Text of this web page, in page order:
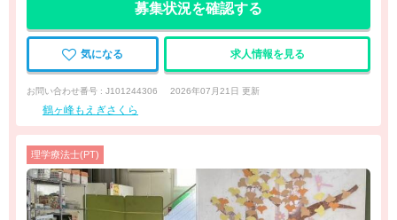
募集状況を確認する
気になる 求人情報を見る
お問い合わせ番号 : J101244306 2026年07月21日 更新
鶴ヶ峰もえぎさくら
理学療法士(PT)